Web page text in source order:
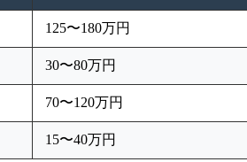
125〜180万円
30〜80万円
70〜120万円
15〜40万円